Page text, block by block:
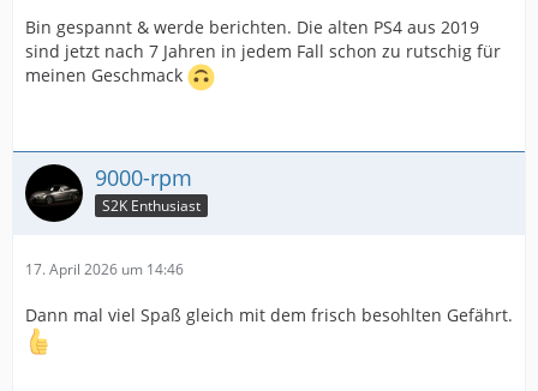
Bin gespannt & werde berichten. Die alten PS4 aus 2019
sind jetzt nach 7 Jahren in jedem Fall schon zu rutschig für
meinen Geschmack
9000-rpm
S2K Enthusiast
17. April 2026 um 14:46
Dann mal viel Spaß gleich mit dem frisch besohlten Gefährt.